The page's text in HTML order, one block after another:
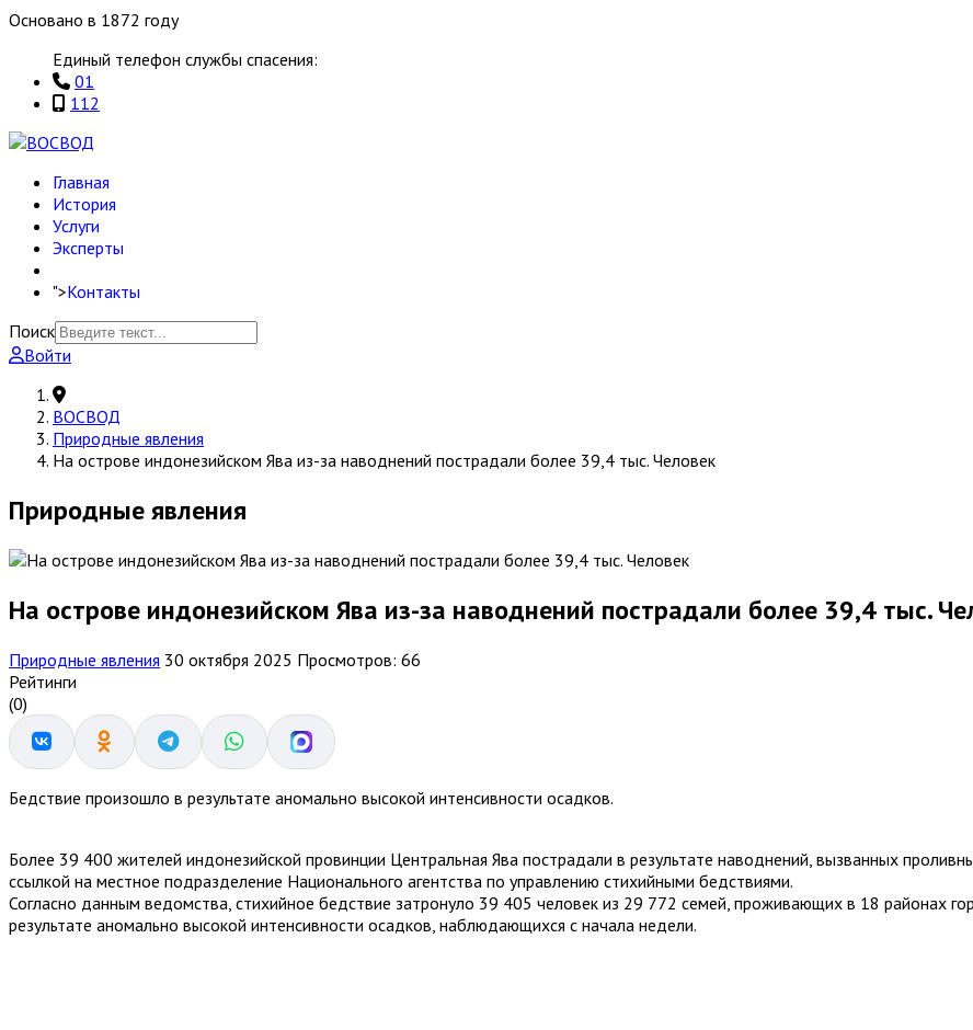
Основано в 1872 году
Единый телефон службы спасения:
01
112
Главная
История
Услуги
Эксперты
">Контакты
Поиск
Войти
ВОСВОД
Природные явления
На острове индонезийском Ява из-за наводнений пострадали более 39,4 тыс. Человек
Природные явления
На острове индонезийском Ява из-за наводнений пострадали более 39,4 тыс.
Природные явления 30 октября 2025 Просмотров: 66
Рейтинги
(0)
Бедствие произошло в результате аномально высокой интенсивности осадков.
Более 39 400 жителей индонезийской провинции Центральная Ява пострадали в результате наводнений, вызванных
ссылкой на местное подразделение Национального агентства по управлению стихийными бедствиями.
Согласно данным ведомства, стихийное бедствие затронуло 39 405 человек из 29 772 семей, проживающих в 18 районах
результате аномально высокой интенсивности осадков, наблюдающихся с начала недели.